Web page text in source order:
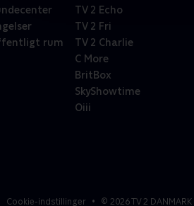
rum
TV 2 Echo
TV 2 Fri
TV 2 Charlie
C More
BritBox
SkyShowtime
Oiii
Cookie-indstillinger © 2026TV 2 DANMARK